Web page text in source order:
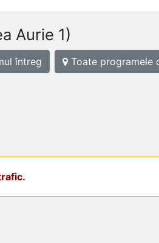
Aurie 1)
întreg Toate programele